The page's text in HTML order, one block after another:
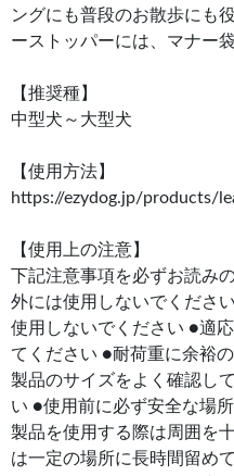
ングにも普段のお散歩にも
ーストッパーには、マナー
【推奨種】
中型犬～大型犬
【使用方法】
https://ezydog.jp/products/
【使用上の注意】
下記注意事項を必ずお読み
外には使用しないでくださ
使用しないでください ●適
てください ●耐荷重に余裕
製品のサイズをよく確認し
い ●使用前に必ず安全な場
製品を使用する際は周囲を
は一定の場所に長時間留め